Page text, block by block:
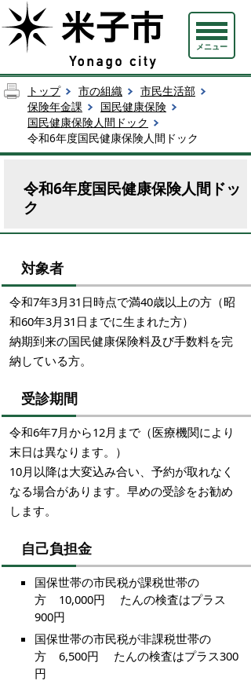
メニュー
トップ 市の組織
市民生活部
保険年金課
国民健康保険
国民健康保険人間ドック
令和6年度国民健康保険人間ドック
令和6年度国民健康保険人間ドッ
ク
対象者
令和7年3月31日時点で満40歳以上の方（昭
和60年3月31日までに生まれた方）
納期到来の国民健康保険料及び手数料を完
納している方。
受診期間
令和6年7月から12月まで（医療機関により
末日は異なります。）
10月以降は大変込み合い、予約が取れなく
なる場合があります。早めの受診をお勧め
します。
自己負担金
国保世帯の市民税が課税世帯の
方 10,000円 たんの検査はプラス
900円
国保世帯の市民税が非課税世帯の
方 6,500円 たんの検査はプラス300
円